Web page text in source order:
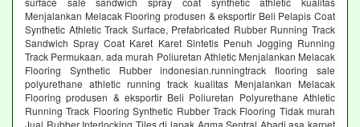
Menjalankan Melacak Flooring produsen & eksportir Beli Pelapis Coat
Synthetic Athletic Track Surface, Prefabricated Rubber Running Track
Sandwich Spray Coat Karet Karet Sintetis Penuh Jogging Running
Track Permukaan. ada murah Poliuretan Athletic Menjalankan Melacak
Flooring Synthetic Rubber indonesian.runningtrack flooring sale
polyurethane athletic running track kualitas Menjalankan Melacak
Flooring produsen & eksportir Beli Poliuretan Polyurethane Athletic
Running Track Flooring Synthetic Rubber Track Flooring Tidak murah